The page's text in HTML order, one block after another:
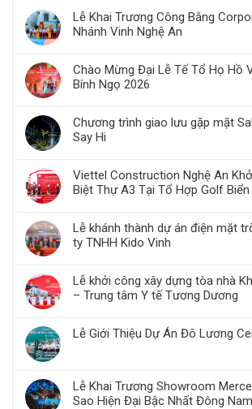
Lễ Khai Trương Công Bằng
Nhánh Vinh Nghệ An
Chào Mừng Đại Lễ Tế Tổ Họ Hồ
Bính Ngọ 2026
Chương trình giao lưu gặp mặt
Say Hi
Viettel Construction Nghệ An
Biệt Thự A3 Tại Tổ Hợp Golf
Lễ khánh thành dự án điện mặt
ty TNHH Kido Vinh
Lễ khởi công xây dựng tòa nhà
– Trung tâm Y tế Tương Dương
Lễ Giới Thiệu Dự Án Đô Lương
Lễ Khai Trương Showroom
Sao Hiện Đại Bậc Nhất Đông